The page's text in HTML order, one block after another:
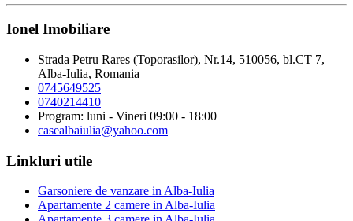
Ionel Imobiliare
Strada Petru Rares (Toporasilor), Nr.14, 510056, bl.CT 7,
Alba-Iulia, Romania
0745649525
0740214410
Program: luni - Vineri 09:00 - 18:00
casealbaiulia@yahoo.com
Linkluri utile
Garsoniere de vanzare in Alba-Iulia
Apartamente 2 camere in Alba-Iulia